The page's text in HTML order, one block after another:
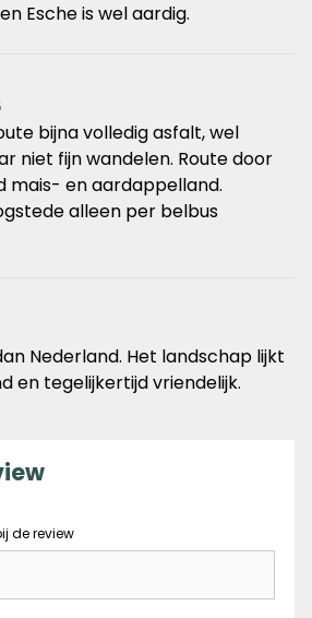
Esche is wel aardig.
bijna volledig asfalt, wel
niet fijn wandelen. Route door
mais- en aardappelland.
alleen per belbus
Nederland. Het landschap lijkt
en tegelijkertijd vriendelijk.
de review